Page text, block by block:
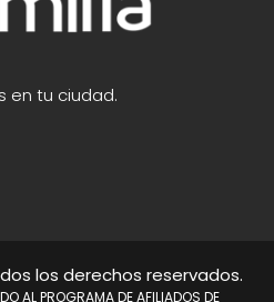
en tu ciudad.
los derechos reservados.
AL PROGRAMA DE AFILIADOS DE